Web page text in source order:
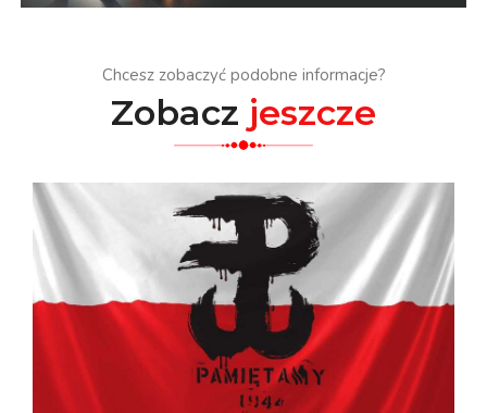
Chcesz zobaczyć podobne informacje?
Zobacz jeszcze